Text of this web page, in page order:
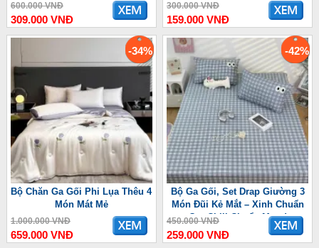
600.000 VNĐ
309.000 VNĐ
300.000 VNĐ
159.000 VNĐ
-34%
Bộ Chăn Ga Gối Phi Lụa Thêu 4
Món Mát Mẻ
1.000.000 VNĐ
659.000 VNĐ
-42%
Bộ Ga Gối, Set Drap Giường 3
Món Đũi Kẻ Mắt – Xinh Chuẩn
Gu, Chill Chuẩn Mood
450.000 VNĐ
259.000 VNĐ